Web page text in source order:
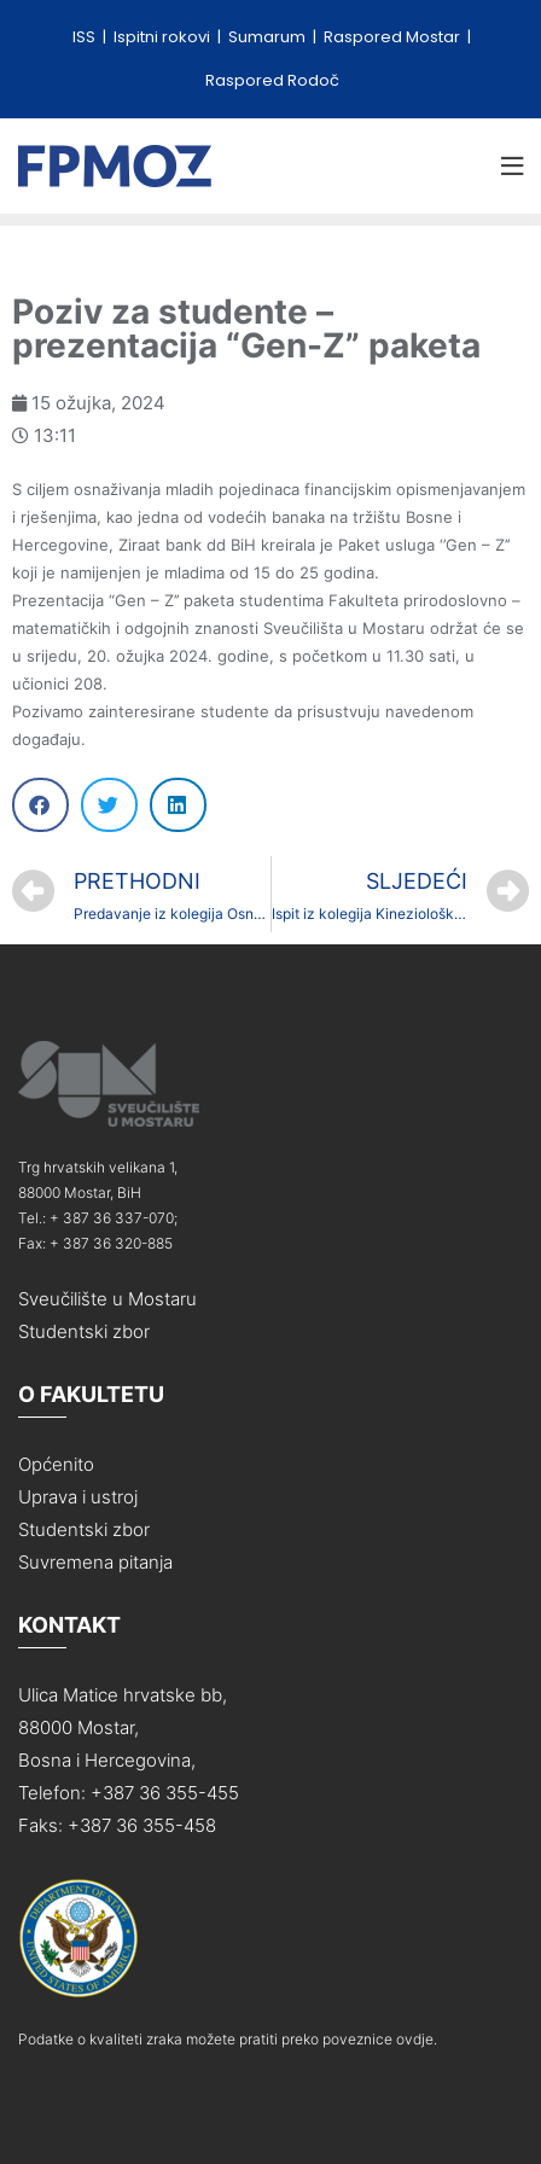
ISS Ispitni rokovi Sumarum
Raspored Mostar
Raspored Rodoč
Poziv za studente –
prezentacija “Gen-Z” paketa
15 ožujka, 2024
13:11
S ciljem osnaživanja mladih pojedinaca financijskim opismenjavanjem
i rješenjima, kao jedna od vodećih banaka na tržištu Bosne i
Hercegovine, Ziraat bank dd BiH kreirala je Paket usluga ‘’Gen – Z’’
koji je namijenjen je mladima od 15 do 25 godina.
Prezentacija “Gen – Z’’ paketa studentima Fakulteta prirodoslovno –
matematičkih i odgojnih znanosti Sveučilišta u Mostaru održat će se
u srijedu, 20. ožujka 2024. godine, s početkom u 11.30 sati, u
učionici 208.
Pozivamo zainteresirane studente da prisustvuju navedenom
događaju.
PRETHODNI
Predavanje iz kolegija Osnovni principi odgoja i obrazovanja kod prof. dr. sc. Antee Čilić
SLJEDEĆI
Ispit iz kolegija Kineziološka edukacija za rad s djecom s teškoćama u razvoju kod prof. dr. sc. Ivane Čerkez Zovko
Trg hrvatskih velikana 1,
88000 Mostar, BiH
Tel.: + 387 36 337-070;
Fax: + 387 36 320-885
Sveučilište u Mostaru
Studentski zbor
O FAKULTETU
Općenito
Uprava i ustroj
Studentski zbor
Suvremena pitanja
KONTAKT
Ulica Matice hrvatske bb,
88000 Mostar,
Bosna i Hercegovina,
Telefon: +387 36 355-455
Faks: +387 36 355-458
Podatke o kvaliteti zraka možete pratiti preko poveznice ovdje.